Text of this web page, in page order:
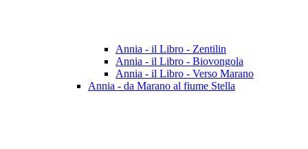
Annia - il Libro - Zentilin
Annia - il Libro - Biovongola
Annia - il Libro - Verso Marano
Annia - da Marano al fiume Stella